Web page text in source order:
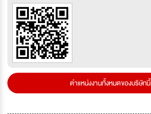
ตำแหน่งงานทั้งหมดของบริษัทนี้